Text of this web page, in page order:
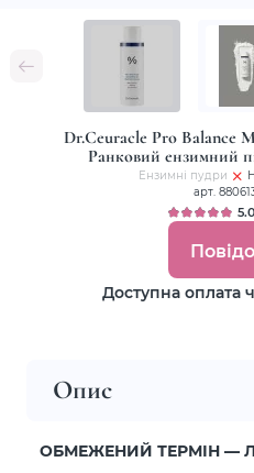
Dr.Ceuracle Pro Balance
Ранковий ензимний
Ензимні пудри
арт.
Доступна оплата
Опис
ОБМЕЖЕНИЙ ТЕРМІН —